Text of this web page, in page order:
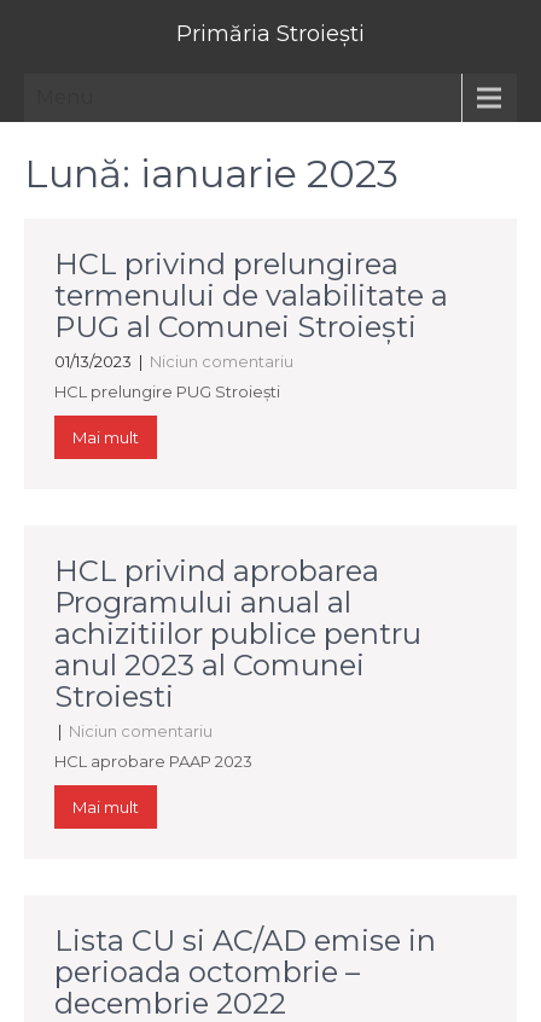
Primăria Stroiești
Lună: ianuarie 2023
HCL privind prelungirea
termenului de valabilitate a
PUG al Comunei Stroiești
01/13/2023 | Niciun comentariu
HCL prelungire PUG Stroiești
Mai mult
HCL privind aprobarea
Programului anual al
achizitiilor publice pentru
anul 2023 al Comunei
Stroiesti
| Niciun comentariu
HCL aprobare PAAP 2023
Mai mult
Lista CU si AC/AD emise in
perioada octombrie –
decembrie 2022